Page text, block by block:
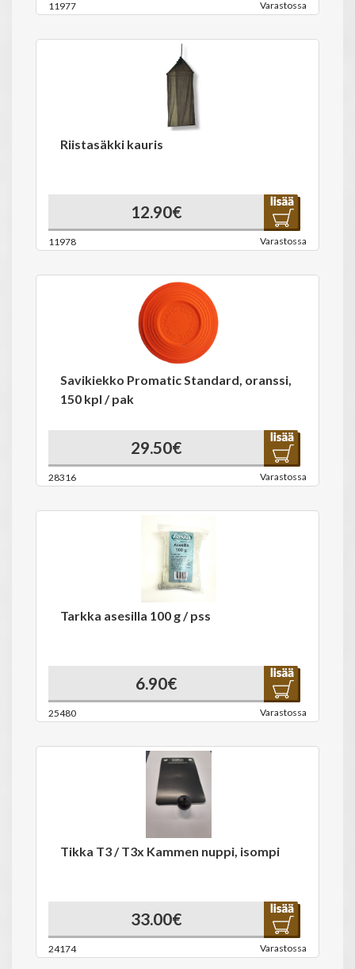
11977 Varastossa
Riistasäkki kauris
12.90€
11978 Varastossa
Savikiekko Promatic Standard, oranssi,
150 kpl / pak
29.50€
28316 Varastossa
Tarkka asesilla 100 g / pss
6.90€
25480 Varastossa
Tikka T3 / T3x Kammen nuppi, isompi
33.00€
24174 Varastossa